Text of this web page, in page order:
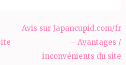
Avis sur Japancupid.com/fr
– Avantages /
inconvénients du site